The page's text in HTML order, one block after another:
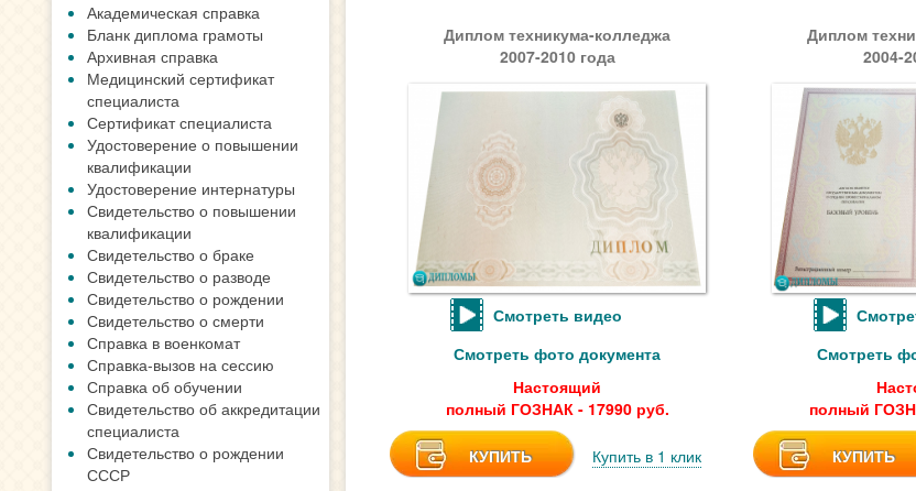
Академическая справка
Бланк диплома грамоты
Архивная справка
Медицинский сертификат
специалиста
Сертификат специалиста
Удостоверение о повышении
квалификации
Удостоверение интернатуры
Свидетельство о повышении
квалификации
Свидетельство о браке
Свидетельство о разводе
Свидетельство о рождении
Свидетельство о смерти
Справка в военкомат
Справка-вызов на сессию
Справка об обучении
Свидетельство об аккредитации
специалиста
Свидетельство о рождении
СССР
Диплом техникума-колледжа
2007-2010 года
Смотреть видео
Смотреть фото документа
Настоящий
полный ГОЗНАК - 17990 руб.
КУПИТЬ Купить в 1 клик
Диплом
2004-
Смотреть
полный
КУПИТЬ